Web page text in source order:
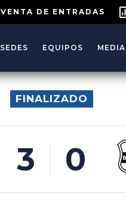
VENTA DE ENTRADAS
SEDES EQUIPOS MEDIA
FINALIZADO
3 0